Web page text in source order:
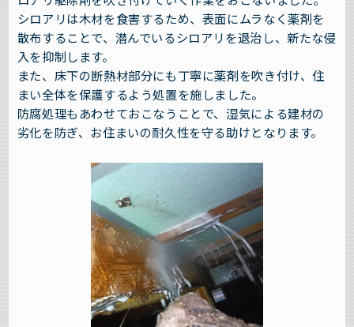
シロアリは木材を食害するため、表面にムラなく薬剤を
散布することで、潜んでいるシロアリを退治し、新たな侵
入を抑制します。
また、床下の断熱材部分にも丁寧に薬剤を吹き付け、住
まい全体を保護するよう処置を施しました。
防腐処理もあわせておこなうことで、湿気による建材の
劣化を防ぎ、お住まいの耐久性を守る助けとなります。